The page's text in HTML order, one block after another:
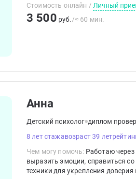
Стоимость онлайн / Личный
3 500 руб./≈ 60 мин.
Анна
Детский психолог диплом
8 лет стажавозраст 39 лет
Чем могу помочь: Работаю через
выразить эмоции, справиться
техники для укрепления